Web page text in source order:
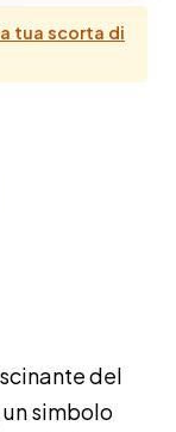
tua scorta di
del
simbolo